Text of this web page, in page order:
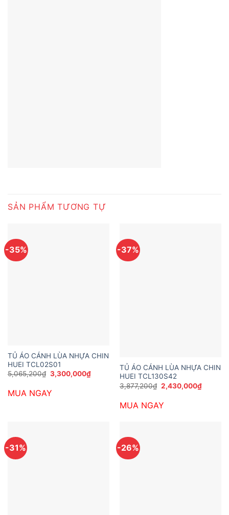
SẢN PHẨM TƯƠNG TỰ
-35%
TỦ ÁO CÁNH LÙA NHỰA CHIN
HUEI TCL02S01
5,065,200₫ Giá
gốc
5,065,200₫.
3,300,000₫Giá
hiện
MUA NGAY
-37%
TỦ ÁO CÁNH LÙA NHỰA CHIN
HUEI TCL130S42
3,877,200₫ Giá
gốc
3,877,200₫.
2,430,000₫Giá
hiện
MUA NGAY
-31% -26%